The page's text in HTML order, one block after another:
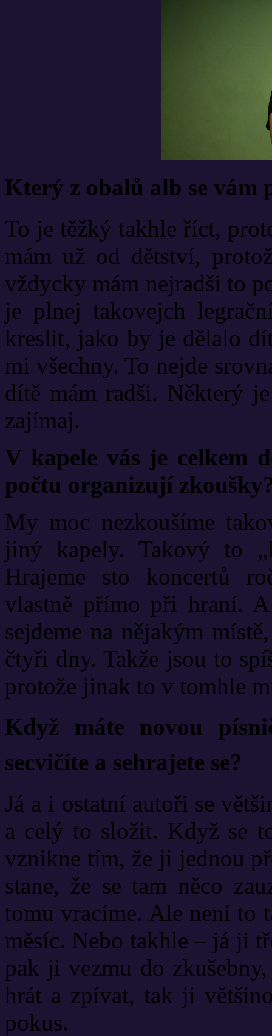
Který z obalů alb se vám
To je těžký takhle říct,
mám už od dětství,
vždycky mám nejradši to
je plnej takovejch
kreslit, jako by je dělalo
mi všechny. To nejde
dítě mám radši. Některý
zajímaj.
V kapele vás je celkem
počtu organizují
My moc nezkoušíme
jiný kapely. Takový to
Hrajeme sto koncertů
vlastně přímo při hraní.
sejdeme na nějakým
čtyři dny. Takže jsou to
protože jinak to v tomhle
Když máte novou
secvičíte a sehrajete se?
Já a i ostatní autoři se
a celý to složit. Když se
vznikne tím, že ji jednou
stane, že se tam něco
tomu vracíme. Ale není to
měsíc. Nebo takhle – já ji
pak ji vezmu do
hrát a zpívat, tak ji
pokus.